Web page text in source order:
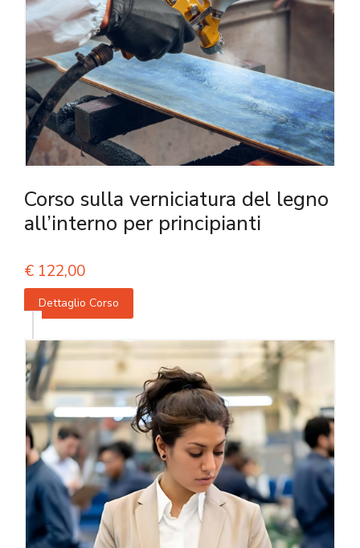
Corso sulla verniciatura del legno
all’interno per principianti
€ 122,00
Dettaglio Corso